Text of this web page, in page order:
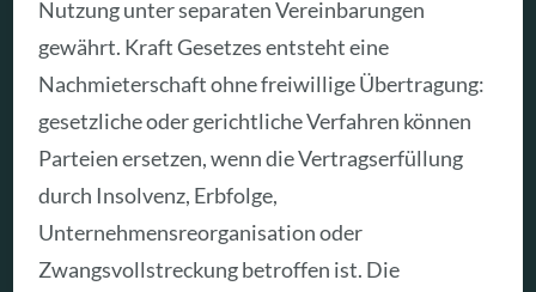
Nutzung unter separaten Vereinbarungen
gewährt. Kraft Gesetzes entsteht eine
Nachmieterschaft ohne freiwillige Übertragung:
gesetzliche oder gerichtliche Verfahren können
Parteien ersetzen, wenn die Vertragserfüllung
durch Insolvenz, Erbfolge,
Unternehmensreorganisation oder
Zwangsvollstreckung betroffen ist. Die